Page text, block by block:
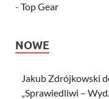
- Top Gear
NOWE
Jakub Zdrójkowski
„Sprawiedliwi –